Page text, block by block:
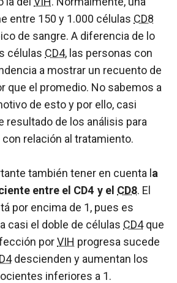
entre 150 y 1.000 células CD8
de sangre. A diferencia de lo
células CD4, las personas con
a mostrar un recuento de
que el promedio. No sabemos a
de esto y por ello, casi
resultado de los análisis para
relación al tratamiento.
también tener en cuenta l a
entre el CD4 y el CD8. El
por encima de 1, pues es
casi el doble de células CD4que
porVIH progresa sucede
descienden y aumentan los
inferiores a 1.